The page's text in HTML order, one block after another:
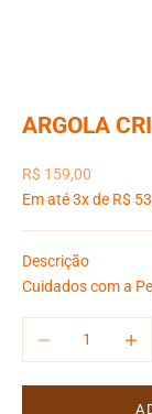
ARGOLA
Preço promocional
R$ 159,00
Em até 3x de R$
Descrição
Cuidados com a
Diminuir quantidade